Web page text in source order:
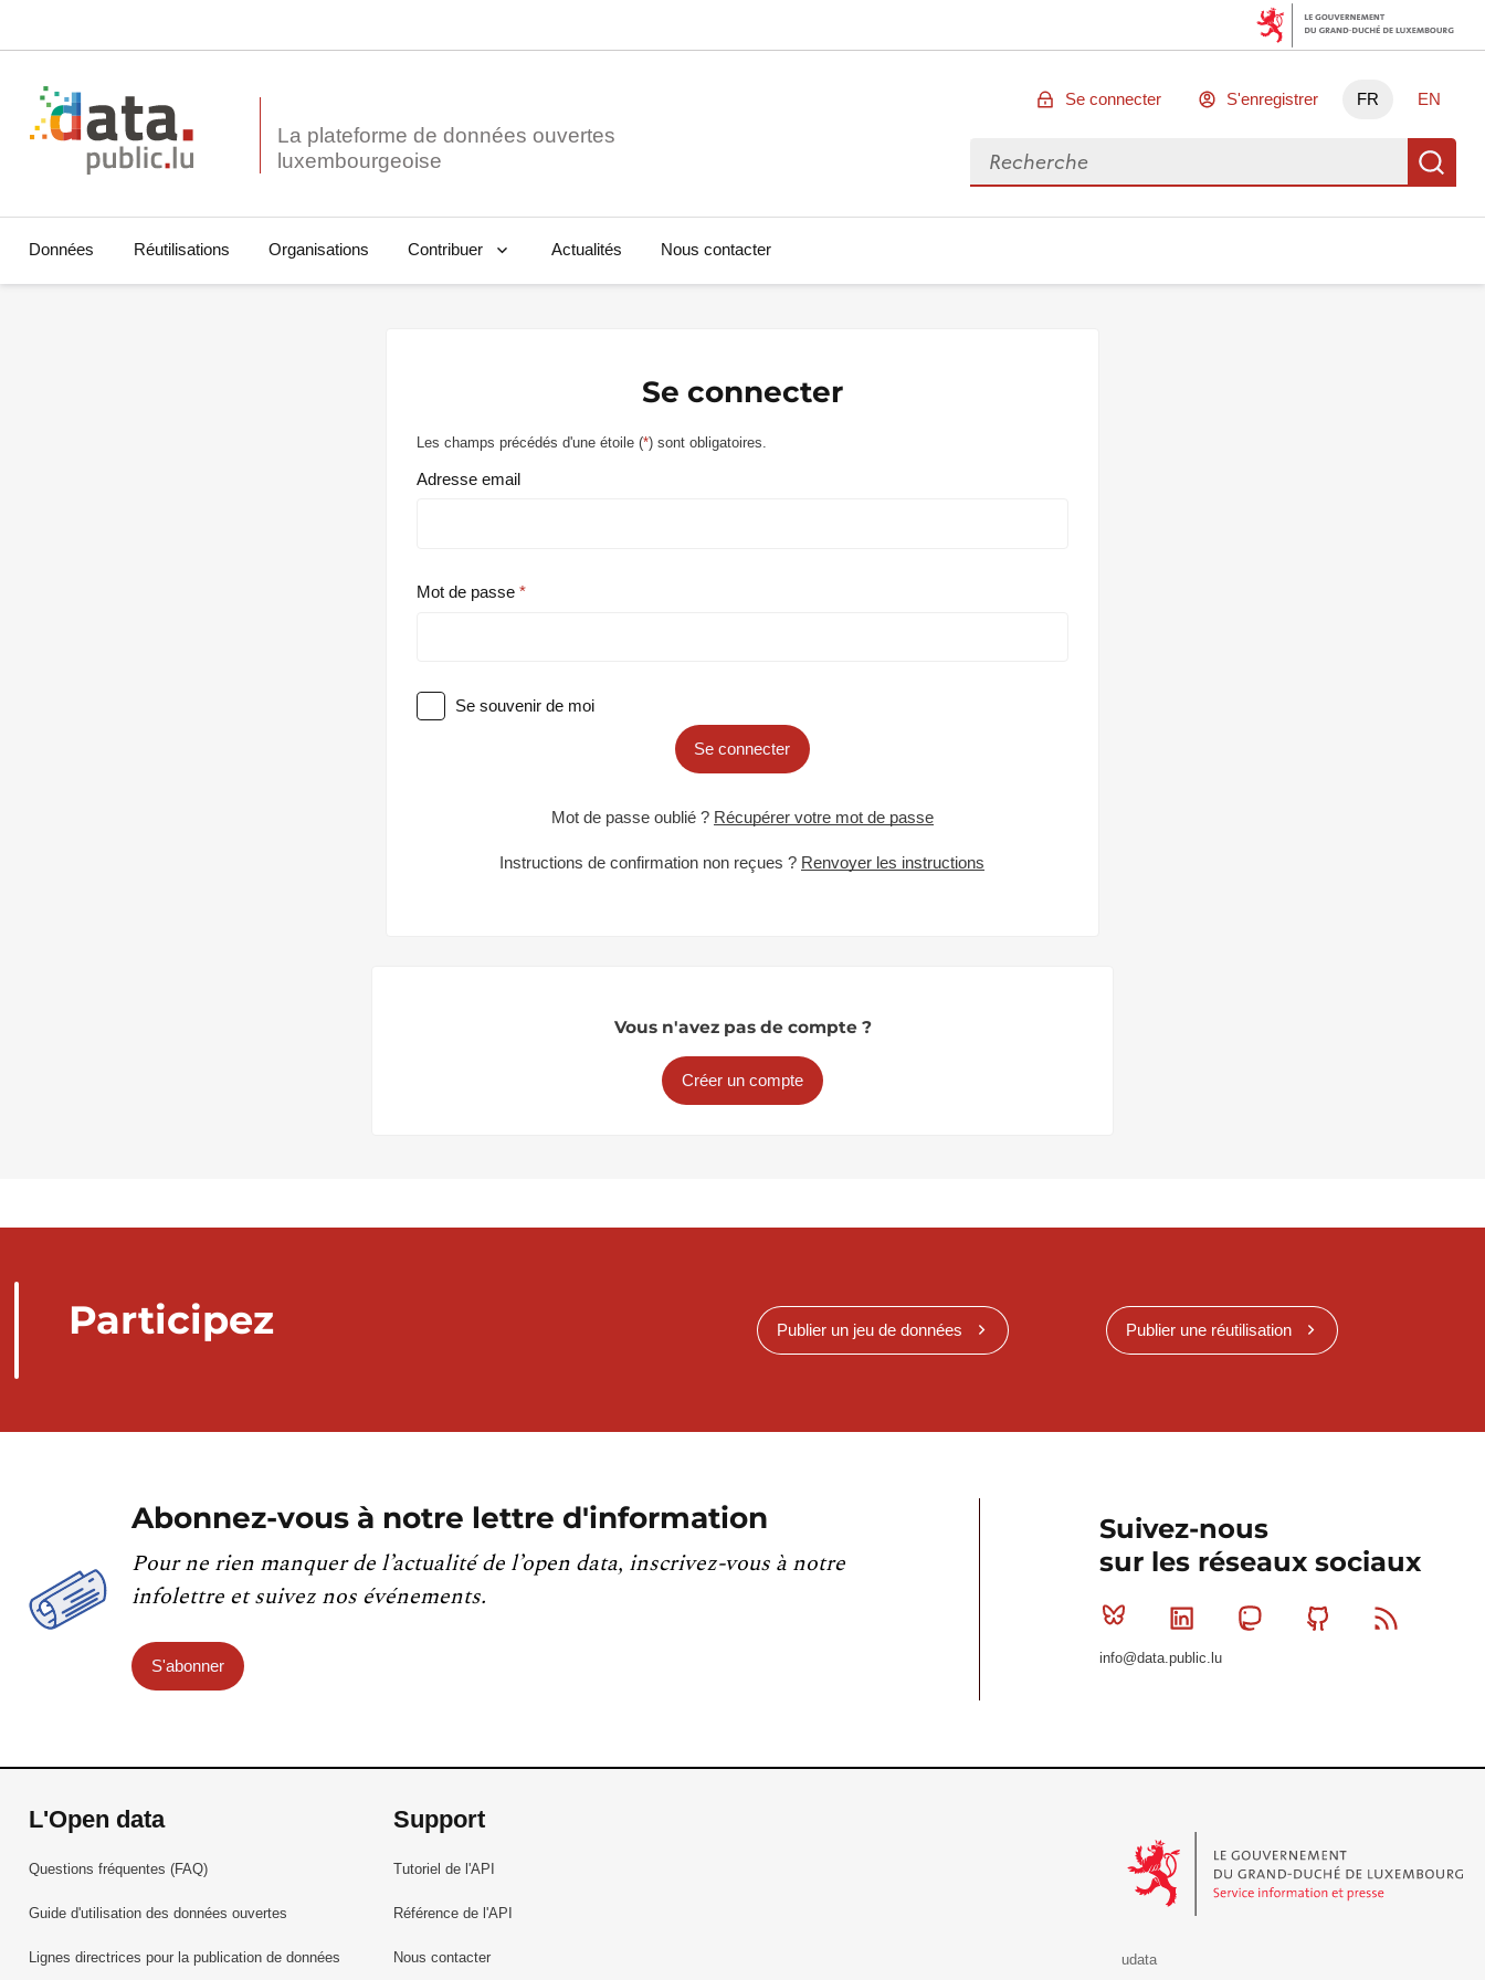
La plateforme de données ouvertes
Se connecter S'enregistrer FR EN
Rechercher des données
Données Réutilisations Organisations Contribuer Actualités Nous contacter
Se connecter
Les champs précédés d'une étoile (*) sont obligatoires.
Adresse email
Mot de passe
Se souvenir de moi
Se connecter
Mot de passe oublié ? Récupérer votre mot de passe
Instructions de confirmation non reçues ? Renvoyer les instructions
Vous n'avez pas de compte ?
Créer un compte
Participez Publier un jeu de données Publier une réutilisation
Abonnez-vous à notre lettre d'information
Pour ne rien manquer de l’actualité de l’open data, inscrivez-vous à notre
infolettre et suivez nos événements.
S'abonner
Suivez-nous
sur les réseaux sociaux
Bluesky Linkedin MastodonGithub
info@data.public.lu
L'Open data
Questions fréquentes (FAQ)
Guide d'utilisation des données ouvertes
Lignes directrices pour la publication de données
Support
Tutoriel de l'API
Référence de l'API
Nous contacter
udata